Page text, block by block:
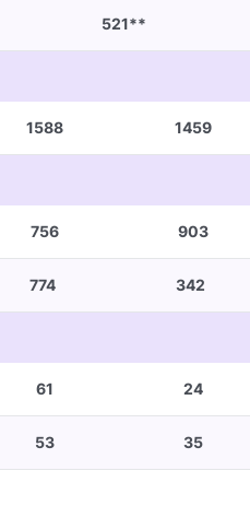
521**
1588 1459
756 903
774 342
61 24
53 35